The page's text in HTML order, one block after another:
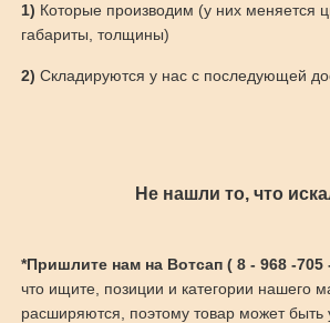
1) Которые производим (у них меняется
габариты, толщины)
2) Складируются у нас с последующей
Не нашли то, что
*Пришлите нам на Вотсап ( 8 - 968 -705
что ищите, позиции и категории нашего
расширяются, поэтому товар может быть